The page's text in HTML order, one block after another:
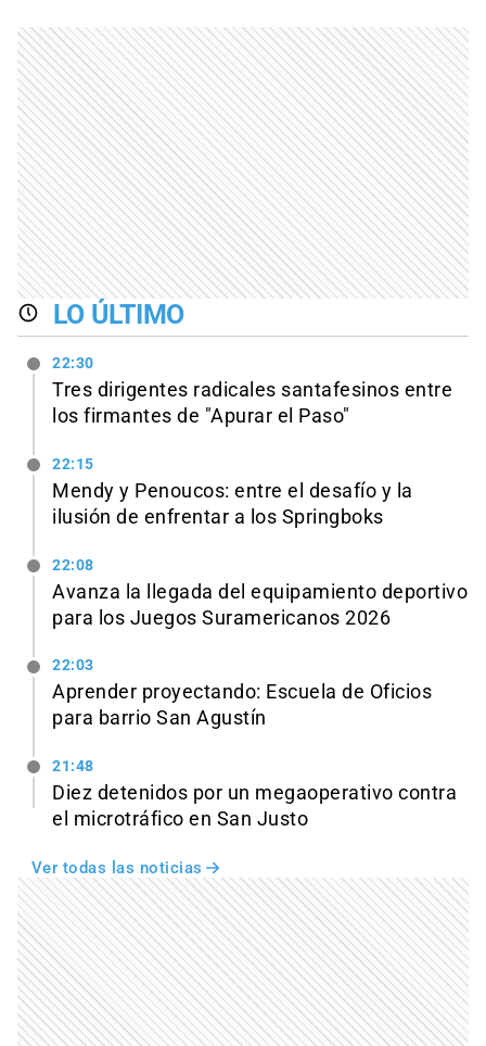
LO ÚLTIMO
22:30
Tres dirigentes radicales santafesinos entre
los firmantes de "Apurar el Paso"
22:15
Mendy y Penoucos: entre el desafío y la
ilusión de enfrentar a los Springboks
22:08
Avanza la llegada del equipamiento deportivo
para los Juegos Suramericanos 2026
22:03
Aprender proyectando: Escuela de Oficios
para barrio San Agustín
21:48
Diez detenidos por un megaoperativo contra
el microtráfico en San Justo
Ver todas las noticias